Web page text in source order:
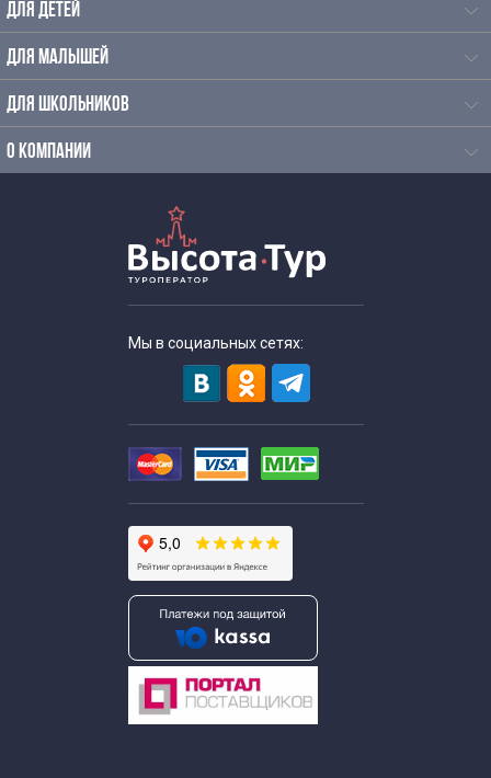
Экскурсии для школьников начальных классов
Экскурсии для школьников на каникулы
Экскурсии для школьников средних классов
Экскурсии для старшеклассников
Весенние экскурсии для школьников
Экскурсии выходного дня для школьников
Экскурсии для школьников в апреле
Экскурсии для школьников в августе
Экскурсии для школьников в июле
Экскурсии для школьников в июне
ДЛЯ ДЕТЕЙ
ДЛЯ МАЛЫШЕЙ
ДЛЯ ШКОЛЬНИКОВ
О КОМПАНИИ
Мы в социальных сетях: